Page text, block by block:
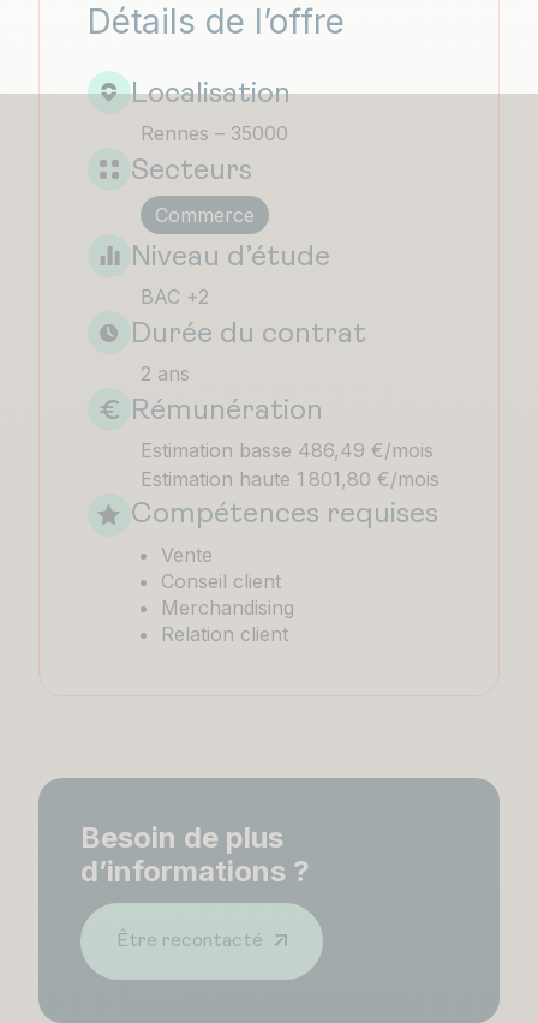
Détails de l’offre
Localisation
Rennes – 35000
Secteurs
Commerce
Niveau d’étude
BAC +2
Durée du contrat
2 ans
Rémunération
Estimation basse 486,49 €/mois
Estimation haute 1 801,80 €/mois
Compétences requises
Vente
Conseil client
Merchandising
Relation client
Besoin de plus
d’informations ?
Être recontacté